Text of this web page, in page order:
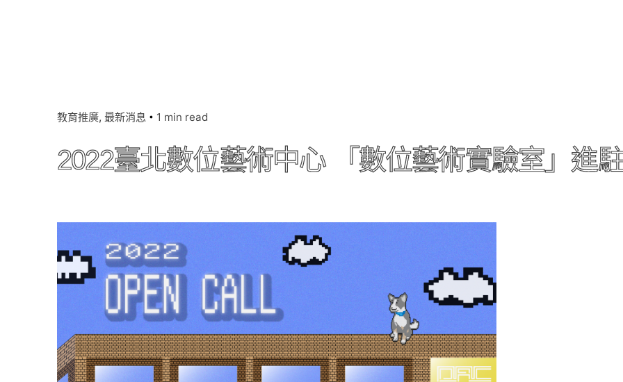
教育推廣 最新消息 1 min read
2022臺北數位藝術中心 「數位藝術實驗室」進